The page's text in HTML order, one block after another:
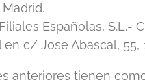
Madrid.
Españolas,
c/ Jose Abascal, 55,
anteriores tienen